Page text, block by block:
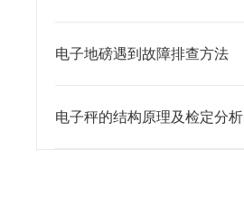
电子地磅遇到故障排查方法
电子秤的结构原理及检定分析